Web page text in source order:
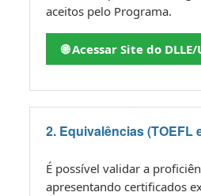
aceitos pelo Programa.
🌐 Acessar Site do DLLE/
2. Equivalências (TOEFL
É possível validar a
apresentando certificados